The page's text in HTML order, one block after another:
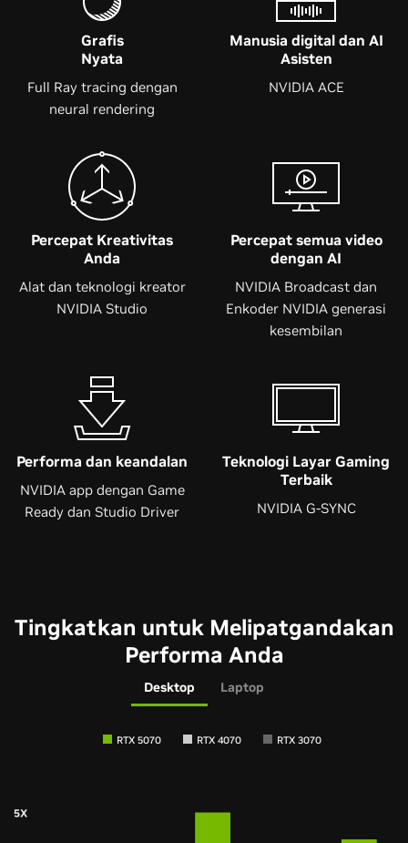
Grafis
Nyata
Full Ray tracing dengan
neural rendering
Manusia digital dan AI
Asisten
NVIDIA ACE
Percepat Kreativitas
Anda
Alat dan teknologi kreator
NVIDIA Studio
Percepat semua video
dengan AI
NVIDIA Broadcast dan
Enkoder NVIDIA generasi
kesembilan
Performa dan keandalan
NVIDIA app dengan Game
Ready dan Studio Driver
Teknologi Layar Gaming
Terbaik
NVIDIA G-SYNC
Tingkatkan untuk Melipatgandakan
Performa Anda
Desktop Laptop
RTX 5070 RTX 4070 RTX 3070